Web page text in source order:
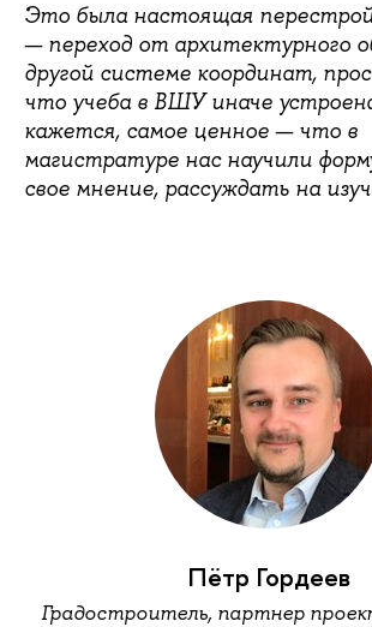
Это была настоящая
— переход от архитектурного
другой системе координат,
что учеба в ВШУ иначе
кажется, самое ценное — что в
магистратуре нас научили
свое мнение, рассуждать на
Пётр Гордеев
Градостроитель, партнер